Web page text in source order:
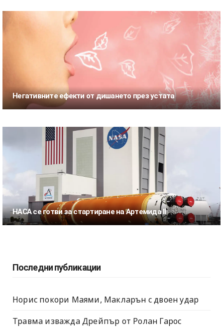
Негативните ефекти от дишането през устата
НАСА се готви за стартиране на Артемида II
Последни публикации
Норис покори Маями, Макларън с двоен удар
Травма изважда Дрейпър от Ролан Гарос